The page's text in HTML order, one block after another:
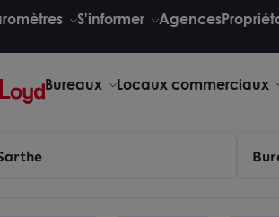
S'informer Agences
Bureaux Locaux commerciaux